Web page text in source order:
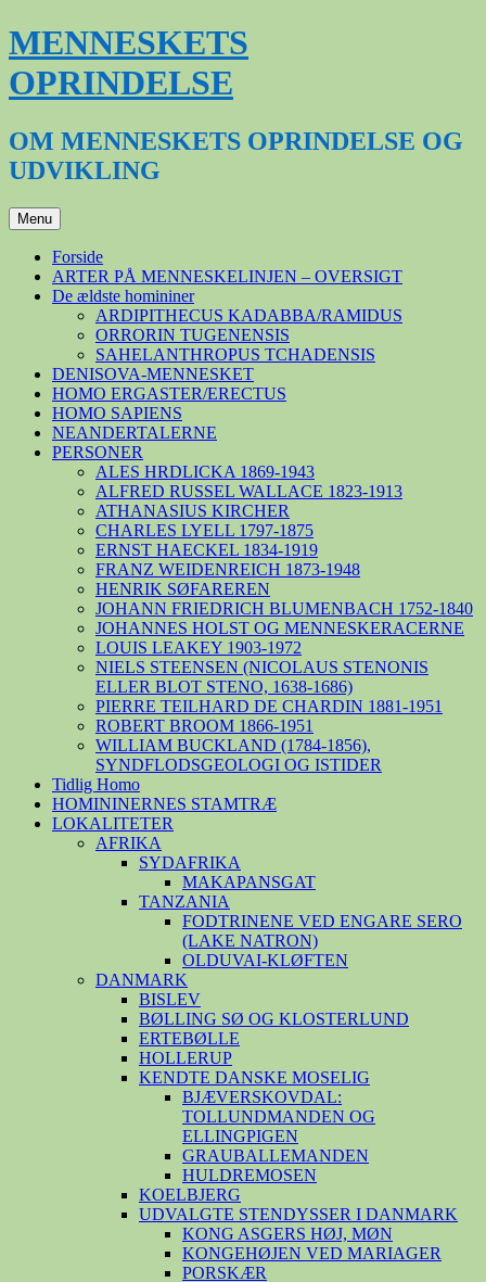
Hop
til
indhold
MENNESKETS
OPRINDELSE
OM MENNESKETS OPRINDELSE OG
UDVIKLING
Menu
Forside
ARTER PÅ MENNESKELINJEN – OVERSIGT
De ældste homininer
ARDIPITHECUS KADABBA/RAMIDUS
ORRORIN TUGENENSIS
SAHELANTHROPUS TCHADENSIS
DENISOVA-MENNESKET
HOMO ERGASTER/ERECTUS
HOMO SAPIENS
NEANDERTALERNE
PERSONER
ALES HRDLICKA 1869-1943
ALFRED RUSSEL WALLACE 1823-1913
ATHANASIUS KIRCHER
CHARLES LYELL 1797-1875
ERNST HAECKEL 1834-1919
FRANZ WEIDENREICH 1873-1948
HENRIK SØFAREREN
JOHANN FRIEDRICH BLUMENBACH 1752-1840
JOHANNES HOLST OG MENNESKERACERNE
LOUIS LEAKEY 1903-1972
NIELS STEENSEN (NICOLAUS STENONIS
ELLER BLOT STENO, 1638-1686)
PIERRE TEILHARD DE CHARDIN 1881-1951
ROBERT BROOM 1866-1951
WILLIAM BUCKLAND (1784-1856),
SYNDFLODSGEOLOGI OG ISTIDER
Tidlig Homo
HOMININERNES STAMTRÆ
LOKALITETER
AFRIKA
SYDAFRIKA
MAKAPANSGAT
TANZANIA
FODTRINENE VED ENGARE SERO
(LAKE NATRON)
OLDUVAI-KLØFTEN
DANMARK
BISLEV
BØLLING SØ OG KLOSTERLUND
ERTEBØLLE
HOLLERUP
KENDTE DANSKE MOSELIG
BJÆVERSKOVDAL:
TOLLUNDMANDEN OG
ELLINGPIGEN
GRAUBALLEMANDEN
HULDREMOSEN
KOELBJERG
UDVALGTE STENDYSSER I DANMARK
KONG ASGERS HØJ, MØN
KONGEHØJEN VED MARIAGER
PORSKÆR